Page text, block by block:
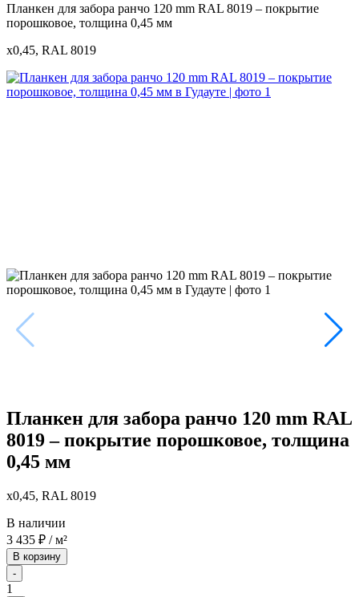
Планкен для забора ранчо 120 mm RAL 8019 – покрытие
порошковое, толщина 0,45 мм
x0,45, RAL 8019
Планкен для забора ранчо 120 mm RAL
8019 – покрытие порошковое, толщина
0,45 мм
x0,45, RAL 8019
В наличии
3 435 ₽ / м²
В корзину
-
1